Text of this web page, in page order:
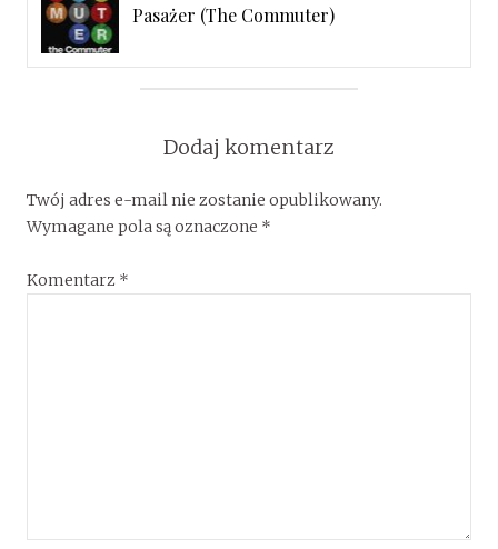
Pasażer (The Commuter)
Dodaj komentarz
Twój adres e-mail nie zostanie opublikowany.
Wymagane pola są oznaczone *
Komentarz *